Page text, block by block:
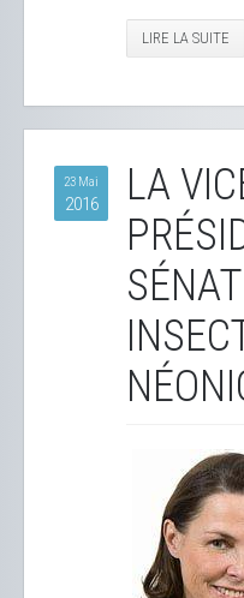
LIRE LA SUITE
23 Mai
2016
LA